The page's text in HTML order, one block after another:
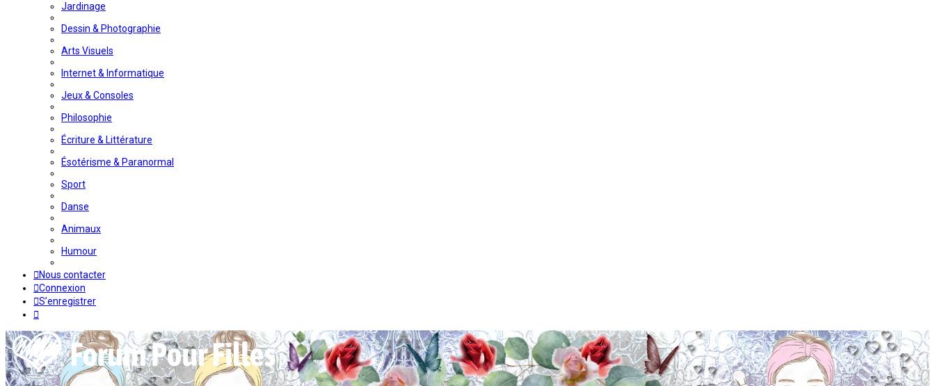
Jardinage
Dessin & Photographie
Arts Visuels
Internet & Informatique
Jeux & Consoles
Philosophie
Écriture & Littérature
Ésotérisme & Paranormal
Sport
Danse
Animaux
Humour
Nous contacter
Connexion
S’enregistrer